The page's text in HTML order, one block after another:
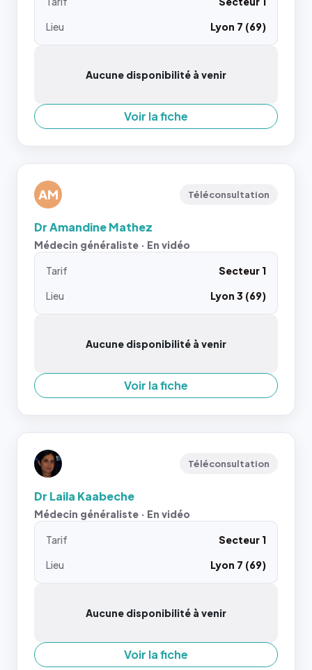
Lieu
Lyon 7 (69)
Aucune disponibilité à venir
Voir la fiche
AM Téléconsultation
Dr Amandine Mathez
Médecin généraliste · En vidéo
Tarif
Secteur 1
Lieu
Lyon 3 (69)
Aucune disponibilité à venir
Voir la fiche
Téléconsultation
Dr Laila Kaabeche
Médecin généraliste · En vidéo
Tarif
Secteur 1
Lieu
Lyon 7 (69)
Aucune disponibilité à venir
Voir la fiche